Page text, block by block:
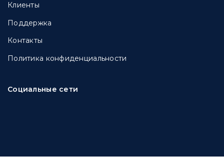
Клиенты
Поддержка
Контакты
Политика конфиденциальности
Социальные сети